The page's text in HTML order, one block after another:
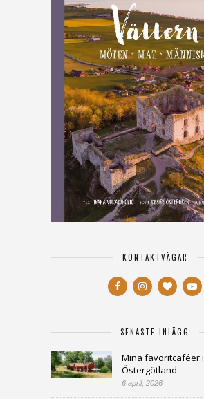
KONTAKTVÄGAR
SENASTE INLÄGG
Mina favoritcaféer i
Östergötland
6 april, 2026